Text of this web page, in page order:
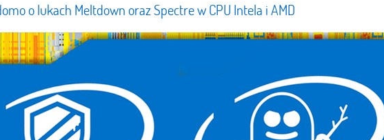
o lukach Meltdown oraz Spectre w CPU Intela i AMD